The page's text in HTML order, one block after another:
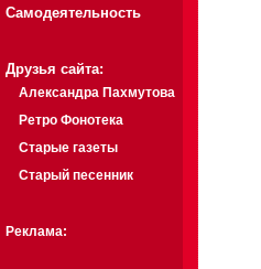
Самодеятельность
Друзья сайта:
Александра Пахмутова
Ретро Фонотека
Старые газеты
Старый песенник
Реклама: